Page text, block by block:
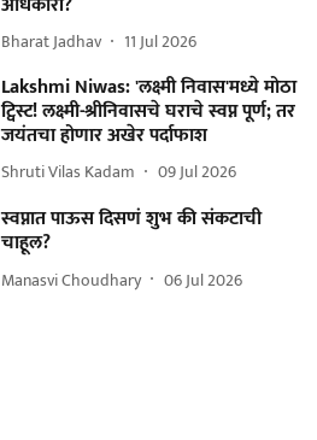
Bharat Jadhav 11 Jul 2026
Lakshmi Niwas: 'लक्ष्मी निवास'मध्ये मोठा
ट्विस्ट! लक्ष्मी-श्रीनिवासचे घराचे स्वप्न पूर्ण; तर
जयंतचा होणार अखेर पर्दाफाश
Shruti Vilas Kadam 09 Jul 2026
स्वप्नात पाऊस दिसणं शुभ की संकटाची
चाहूल?
Manasvi Choudhary 06 Jul 2026